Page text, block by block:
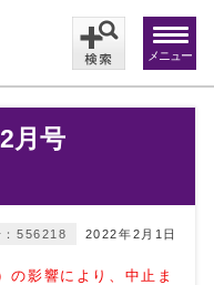
メニュー
月号
2022年2月1日
：556218
の影響により、中止ま